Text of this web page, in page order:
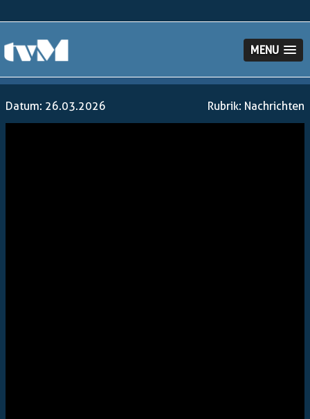
MENU
Datum: 26.03.2026 Rubrik: Nachrichten